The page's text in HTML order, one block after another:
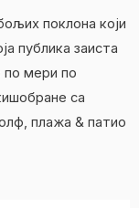
поклона који
публика заиста
по мери по
са
плажа & патио